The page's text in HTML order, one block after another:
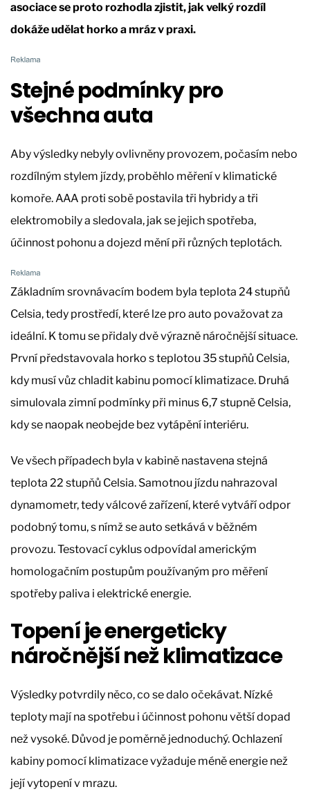
asociace se proto rozhodla zjistit, jak velký rozdíl
dokáže udělat horko a mráz v praxi.
Stejné podmínky pro
všechna auta
Aby výsledky nebyly ovlivněny provozem, počasím nebo
rozdílným stylem jízdy, proběhlo měření v klimatické
komoře. AAA proti sobě postavila tři hybridy a tři
elektromobily a sledovala, jak se jejich spotřeba,
účinnost pohonu a dojezd mění při různých teplotách.
Základním srovnávacím bodem byla teplota 24 stupňů
Celsia, tedy prostředí, které lze pro auto považovat za
ideální. K tomu se přidaly dvě výrazně náročnější situace.
První představovala horko s teplotou 35 stupňů Celsia,
kdy musí vůz chladit kabinu pomocí klimatizace. Druhá
simulovala zimní podmínky při minus 6,7 stupně Celsia,
kdy se naopak neobejde bez vytápění interiéru.
Ve všech případech byla v kabině nastavena stejná
teplota 22 stupňů Celsia. Samotnou jízdu nahrazoval
dynamometr, tedy válcové zařízení, které vytváří odpor
podobný tomu, s nímž se auto setkává v běžném
provozu. Testovací cyklus odpovídal americkým
homologačním postupům používaným pro měření
spotřeby paliva i elektrické energie.
Topení je energeticky
náročnější než klimatizace
Výsledky potvrdily něco, co se dalo očekávat. Nízké
teploty mají na spotřebu i účinnost pohonu větší dopad
než vysoké. Důvod je poměrně jednoduchý. Ochlazení
kabiny pomocí klimatizace vyžaduje méně energie než
její vytopení v mrazu.